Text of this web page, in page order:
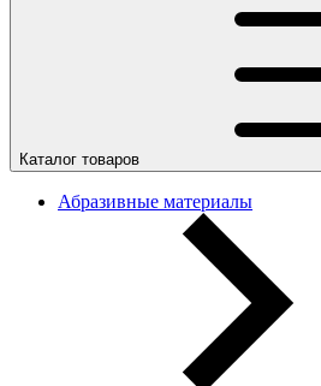
Каталог товаров
Абразивные материалы